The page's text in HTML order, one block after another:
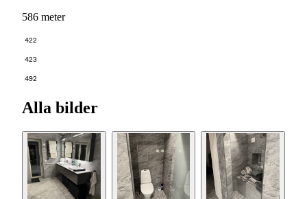
586 meter
422
423
492
Alla bilder